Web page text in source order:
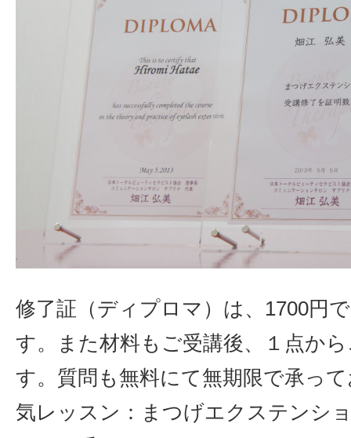
修了証（ディプロマ）は、1700円
す。また材料もご受講後、１点か
す。質問も無料にて無期限で承っ
気レッスン：まつげエクステンシ